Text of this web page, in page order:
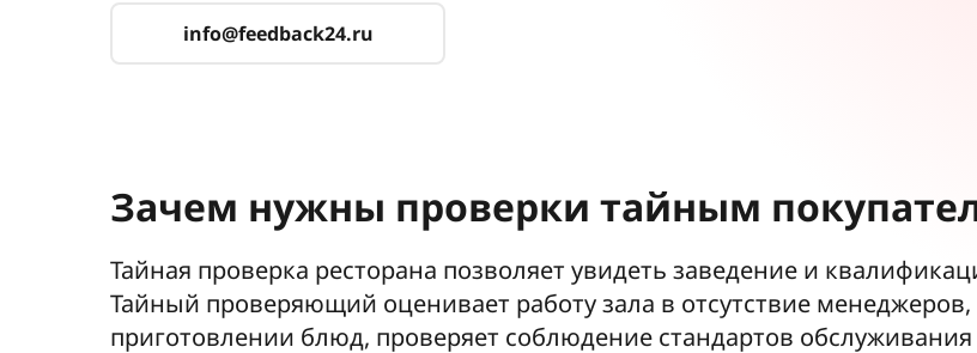
info@feedback24.ru
Зачем нужны проверки тайным
Тайная проверка ресторана позволяет увидеть заведение и
Тайный проверяющий оценивает работу зала в отсутствие
приготовлении блюд, проверяет соблюдение стандартов